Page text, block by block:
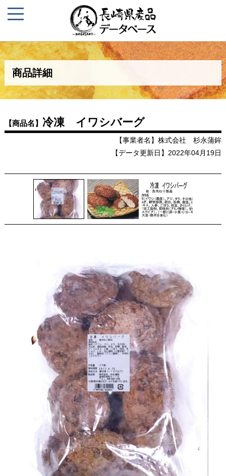
商品詳細
【商品名】 冷凍 イワシバーグ
【事業者名】株式会社 杉永蒲鉾
【データ更新日】2022年04月19日